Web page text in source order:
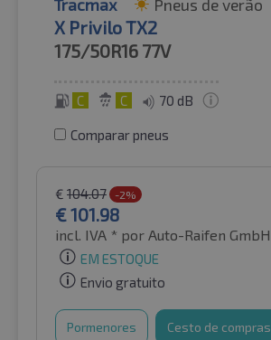
Tracmax Pneus de verão
X Privilo TX2
175/50R16 77V
C C 70 dB
Comparar pneus
€ 104.07 -2%
€101.98
incl. IVA * por Auto-Raifen GmbH
EM ESTOQUE
Envio gratuito
Pormenores Cesto de compras